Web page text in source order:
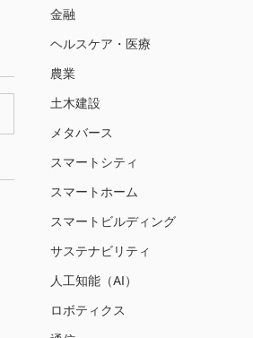
金融
ヘルスケア・医療
農業
土木建設
メタバース
スマートシティ
スマートホーム
スマートビルディング
サステナビリティ
人工知能（AI）
ロボティクス